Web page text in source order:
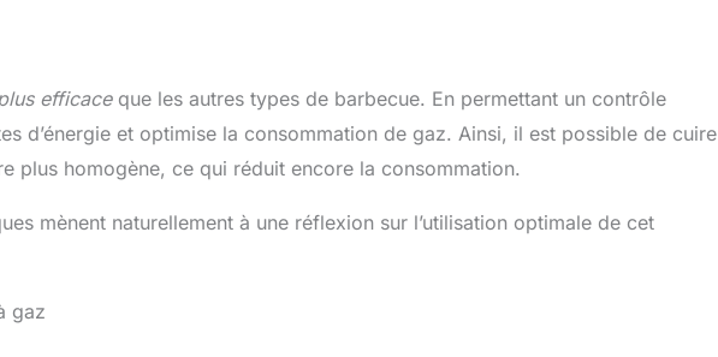
efficaceque les autres types de barbecue. En permettant un contrôle
d’énergie et optimise la consommation de gaz. Ainsi, il est possible de cuire
plus homogène, ce qui réduit encore la consommation.
mènent naturellement à une réflexion sur l’utilisation optimale de cet
gaz